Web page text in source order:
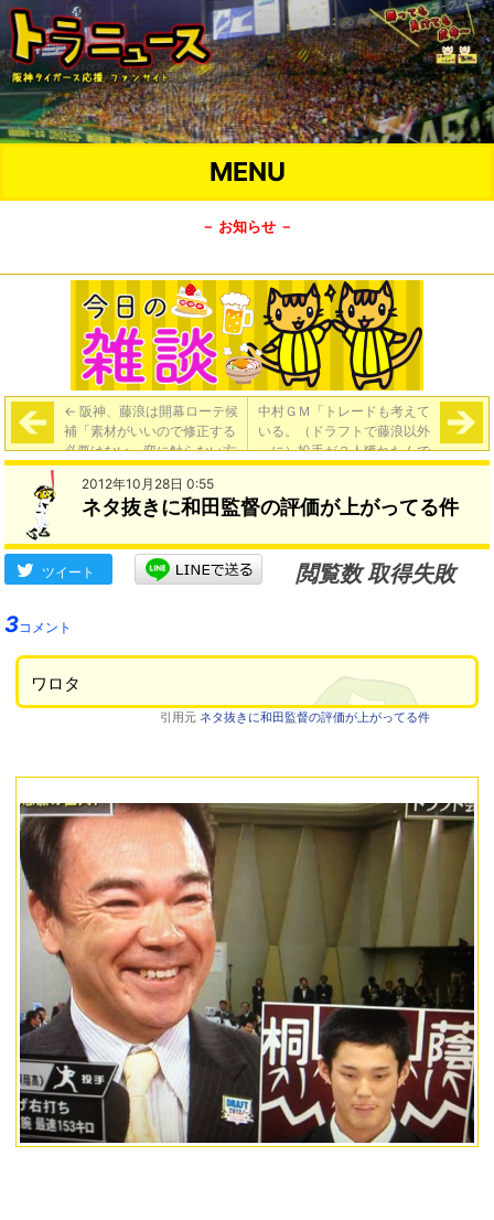
MENU
－ お知らせ －
← 阪神、藤浪は開幕ローテ候
補「素材がいいので修正する
必要はない。変に触らない方
がいい」
中村ＧＭ「トレードも考えて
いる。（ドラフトで藤浪以外
に）投手が２人獲れたんで
ね」→
2012年10月28日 0:55
ネタ抜きに和田監督の評価が上がってる件
ツイート
閲覧数 取得失敗
3コメント
ワロタ
引用元 ネタ抜きに和田監督の評価が上がってる件